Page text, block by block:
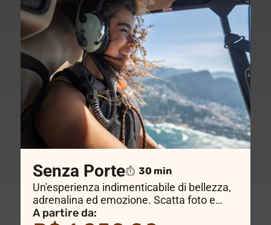
Senza Porte 30 min
Un'esperienza indimenticabile di bellezza,
adrenalina ed emozione. Scatta foto e
video incredibili sorvolando i luoghi più belli
A partire da: